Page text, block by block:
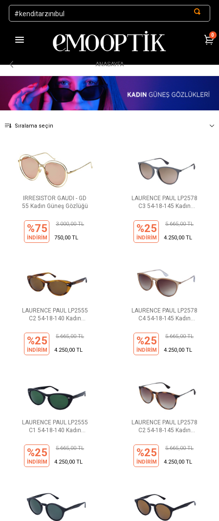
1000 TL ve Üzeri Alışverişlerde Kargo Ücretsiz
0
ANASAYFA
Sıralama seçin
IRRESISTOR GAUDI - GD
55 Kadın Güneş Gözlüğü
%75
İNDİRİM
3.000,00 TL
750,00 TL
LAURENCE PAUL LP2578
C3 54-18-145 Kadın
%25
İNDİRİM
5.665,00 TL
4.250,00 TL
LAURENCE PAUL LP2555
C2 54-18-140 Kadın
%25
İNDİRİM
5.665,00 TL
4.250,00 TL
LAURENCE PAUL LP2578
C4 54-18-145 Kadın
%25
İNDİRİM
5.665,00 TL
4.250,00 TL
LAURENCE PAUL LP2555
C1 54-18-140 Kadın
%25
İNDİRİM
5.665,00 TL
4.250,00 TL
LAURENCE PAUL LP2578
C2 54-18-145 Kadın
%25
İNDİRİM
5.665,00 TL
4.250,00 TL